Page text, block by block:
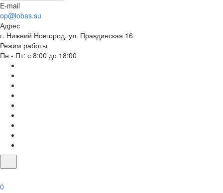
E-mail
op@lobas.su
Адрес
г. Нижний Новгород, ул. Правдинская 16
Режим работы
Пн - Пт: с 8:00 до 18:00
0